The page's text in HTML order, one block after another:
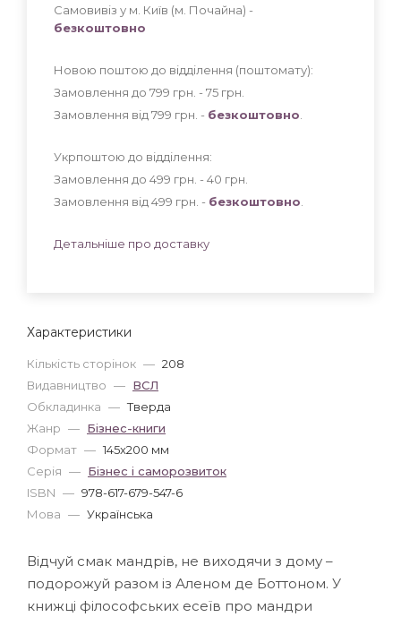
Характеристики
Кількість сторінок — 208
Видавництво — ВСЛ
Обкладинка — Тверда
Жанр — Бізнес-книги
Формат — 145x200 мм
Серія — Бізнес і саморозвиток
ISBN — 978-617-679-547-6
Мова — Українська
Самовивіз у м. Київ (м. Почайна) -
безкоштовно
Новою поштою до відділення (поштомату):
Замовлення до 799 грн. - 75 грн
Замовлення від 799 грн. - безкоштовно
Укрпоштою до відділення:
Замовлення до 499 грн. - 40 грн
Замовлення від 499 грн. - безкоштовно
Детальніше про доставку
Відчуй смак мандрів, не виходячи з дому –
подорожуй разом із Аленом де Боттоном. У
книжці філософських есеїв про мандри